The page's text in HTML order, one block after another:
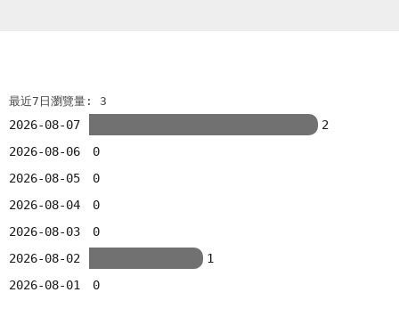
最近7日瀏覽量: 3
2026-08-07
2
2026-08-06
0
2026-08-05
0
2026-08-04
0
2026-08-03
0
2026-08-02
1
2026-08-01
0